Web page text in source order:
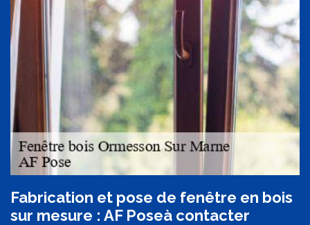
Fabrication et pose de fenêtre en bois
sur mesure : AF Poseà contacter